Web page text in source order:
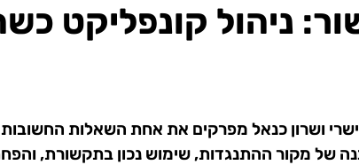
ניהול קונפליקט
ושרון כנאל מפרקים את אחת השאלות החשובות
של מקור ההתנגדות, שימוש נכון בתקשורת,